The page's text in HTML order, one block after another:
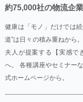
約75,000社の物流企
健康は「モノ」だけでは
道”は日々の積み重ねから
夫人が提案する【実感で
へ。 各種講座やセミナー
式ホームページから。